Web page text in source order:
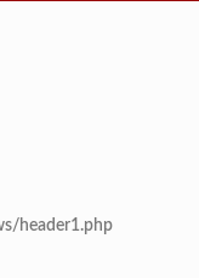
header1.php